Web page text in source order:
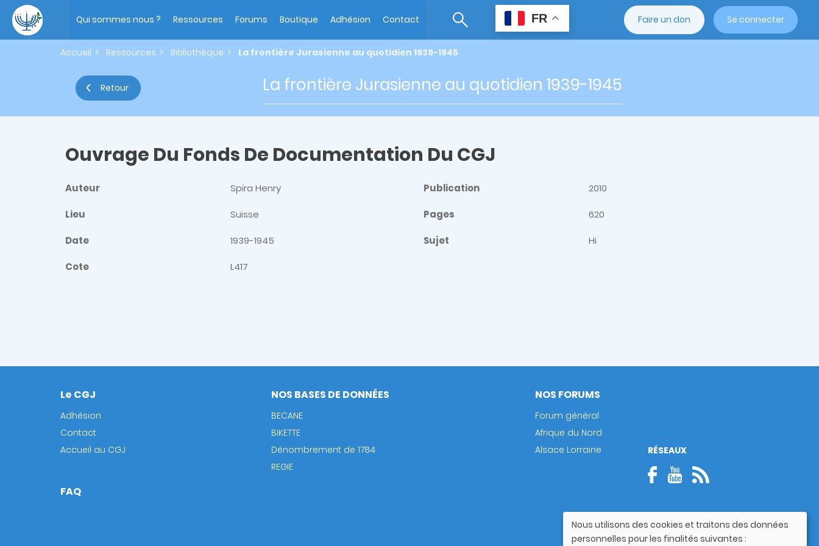
contenu
principal
navigation
Qui sommes nous ? Ressources Forums Boutique Adhésion Contact FR Faire un don Se connecter
Accueil Ressources Bibliothèque La frontière Jurasienne au quotidien 1939-1945
Retour La frontière Jurasienne au quotidien 1939-1945
Ouvrage Du Fonds De Documentation Du CGJ
Auteur Spira Henry Publication 2010
Lieu Suisse Pages 620
Date 1939-1945 Sujet Hi
Cote L417
Footer
Le CGJ
Adhésion
Contact
Accueil au CGJ
NOS BASES DE DONNÉES
BECANE
BIKETTE
Dénombrement de 1784
REGIE
NOS FORUMS
Forum général
Afrique du Nord
Alsace Lorraine
FAQ
RÉSEAUX
Utilisation
Nous utilisons des cookies et traitons des données
personnelles pour les finalités suivantes :